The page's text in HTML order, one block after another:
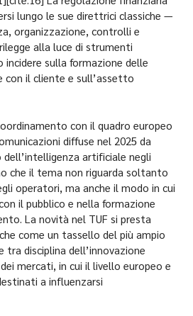
lungo le sue direttrici classiche —
organizzazione, controlli e
alla luce di strumenti
incidere sulla formazione delle
con il cliente e sull’assetto
con il quadro europeo
diffuse nel 2025 da
dell’intelligenza artificiale negli
che il tema non riguarda soltanto
operatori, ma anche il modo in cui
il pubblico e nella formazione
La novità nel TUF si presta
come un tassello del più ampio
tra disciplina dell’innovazione
mercati, in cui il livello europeo e
a influenzarsi